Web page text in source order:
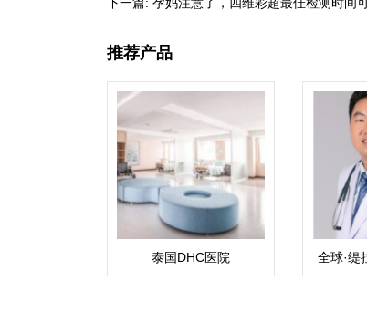
推荐产品
泰国DHC医院 全球·缇